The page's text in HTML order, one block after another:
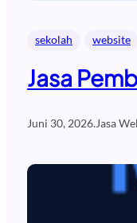
sekolah website
Jasa
Juni 30, 2026.Jasa